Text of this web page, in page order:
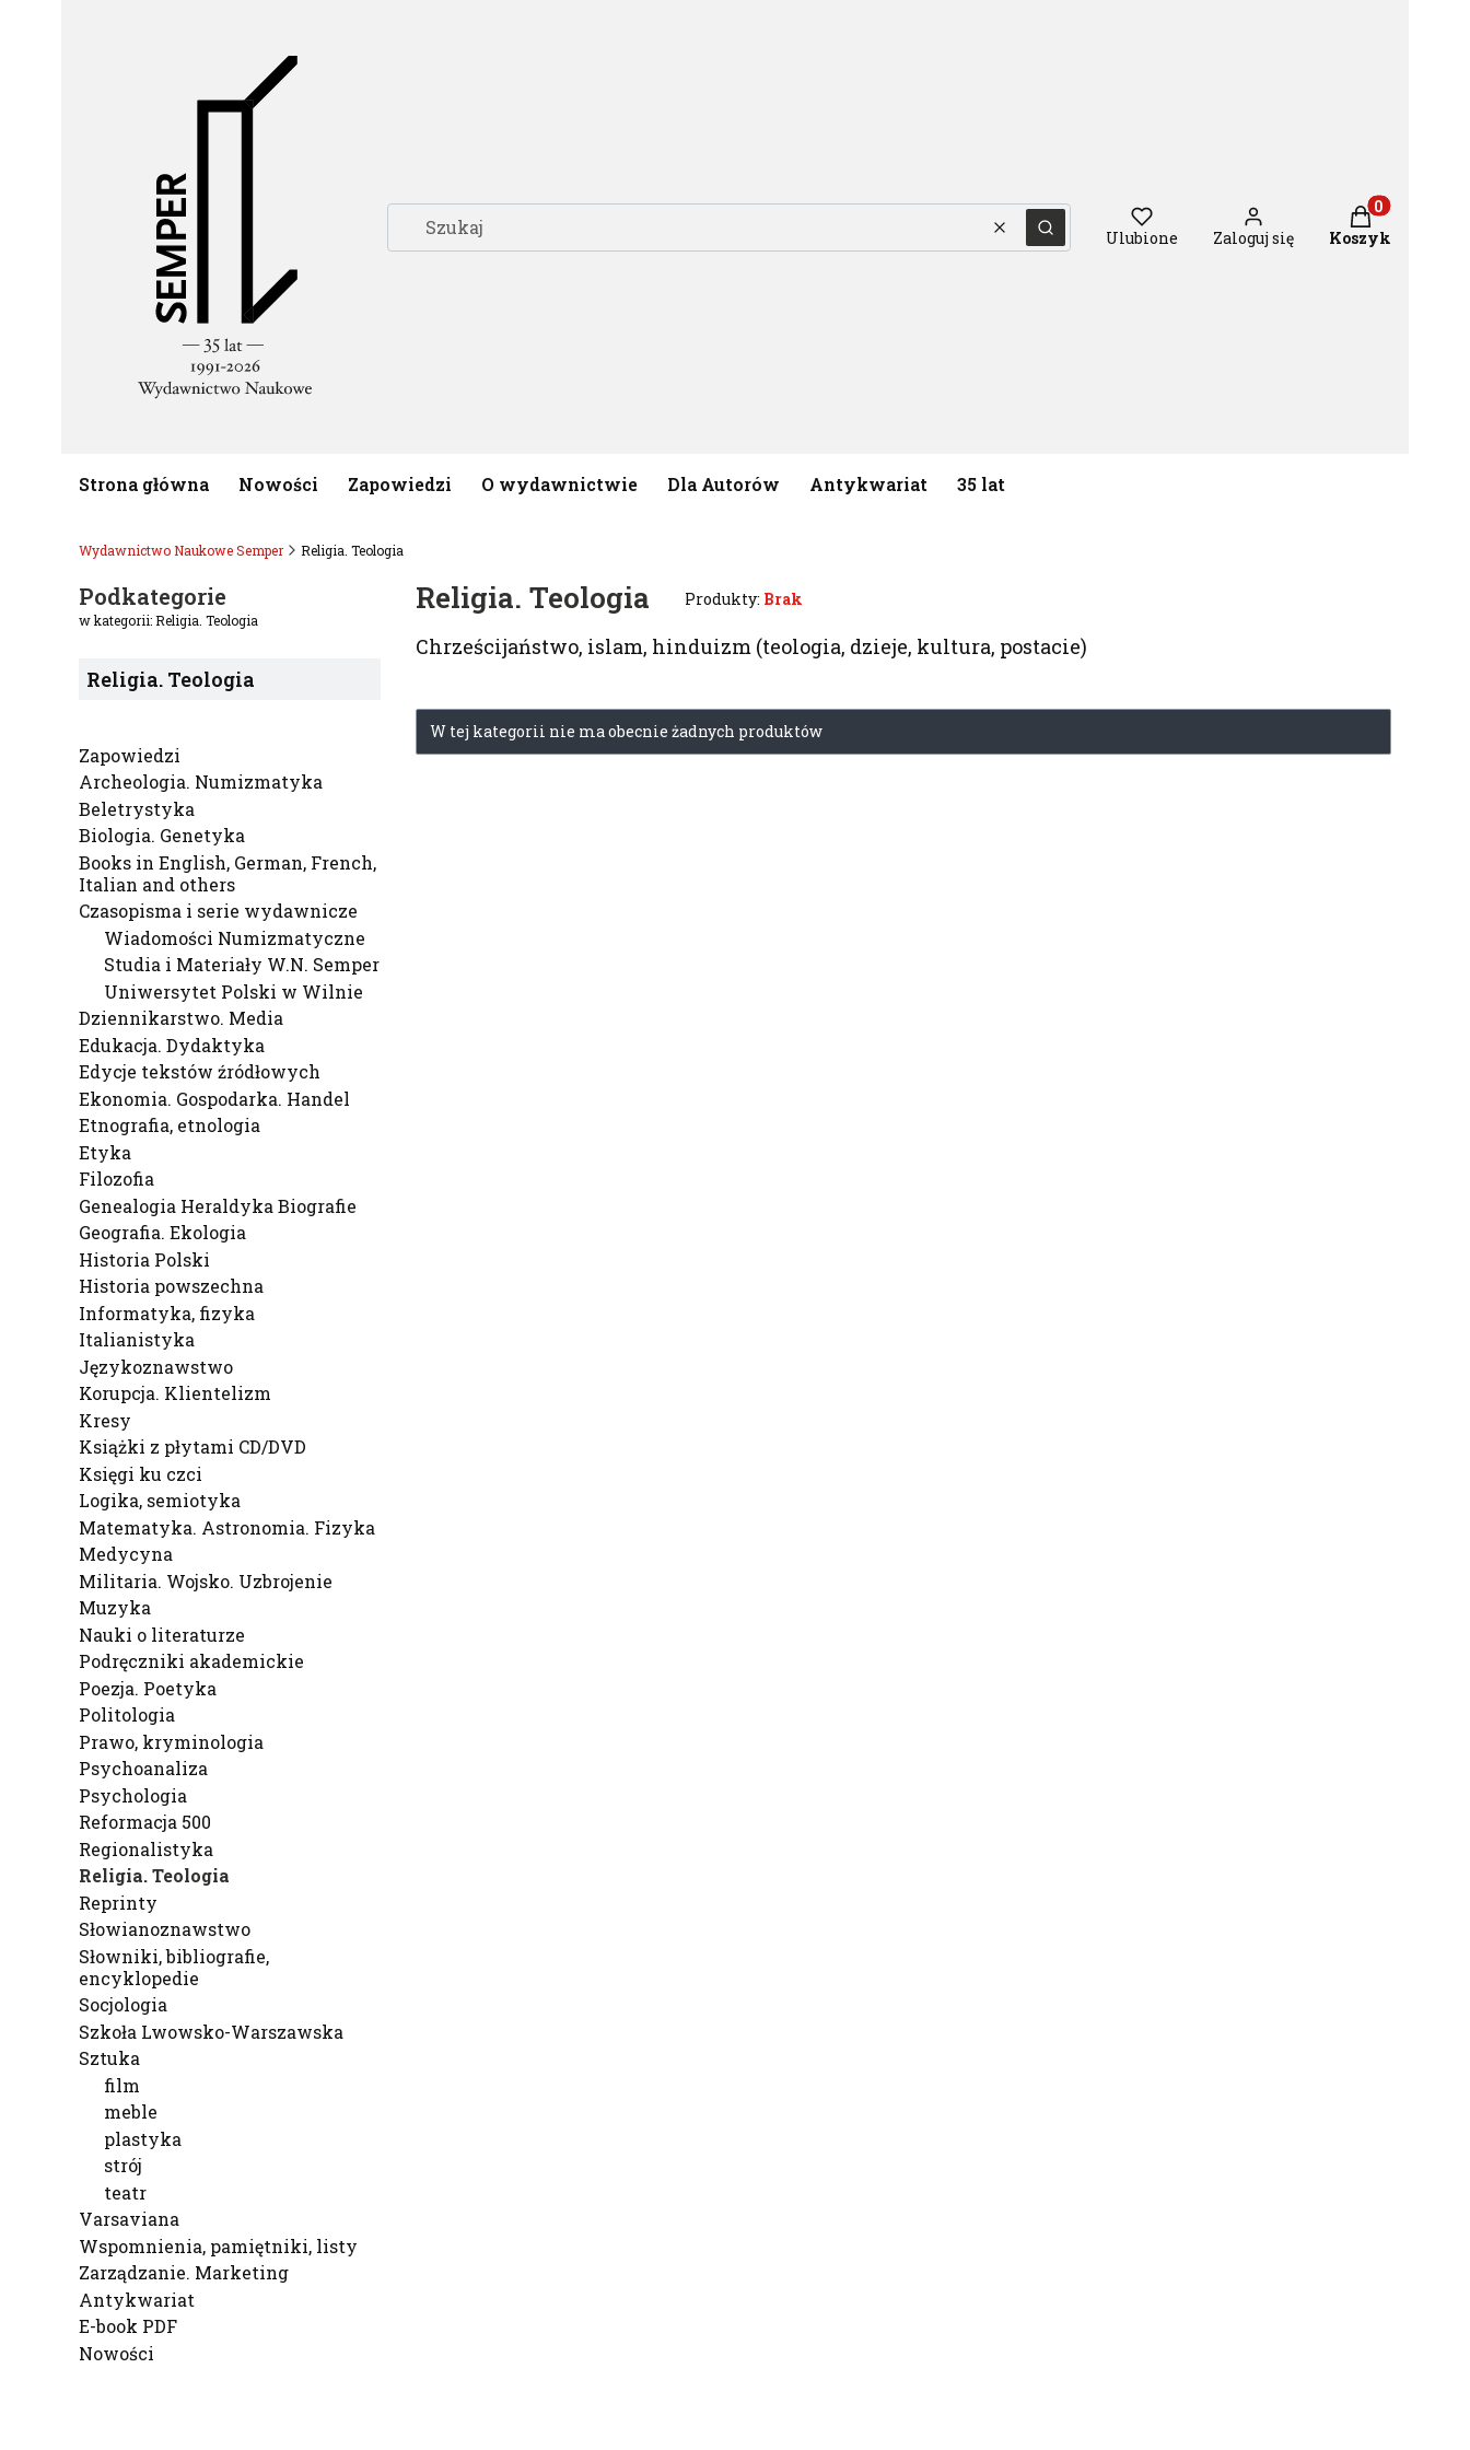
WyczyśćSzukaj Ulubione Zaloguj się
Produkty w
Koszyk
Strona główna Nowości Zapowiedzi O wydawnictwie Dla Autorów Antykwariat 35 lat
Wydawnictwo Naukowe Semper Religia. Teologia
Podkategorie
w kategorii: Religia. Teologia
Religia. Teologia
Zapowiedzi
Archeologia. Numizmatyka
Beletrystyka
Biologia. Genetyka
Books in English, German, French,
Italian and others
Czasopisma i serie wydawnicze
Wiadomości Numizmatyczne
Studia i Materiały W.N. Semper
Uniwersytet Polski w Wilnie
Dziennikarstwo. Media
Edukacja. Dydaktyka
Edycje tekstów źródłowych
Ekonomia. Gospodarka. Handel
Etnografia, etnologia
Etyka
Filozofia
Genealogia Heraldyka Biografie
Geografia. Ekologia
Historia Polski
Historia powszechna
Informatyka, fizyka
Italianistyka
Językoznawstwo
Korupcja. Klientelizm
Kresy
Książki z płytami CD/DVD
Księgi ku czci
Logika, semiotyka
Matematyka. Astronomia. Fizyka
Medycyna
Militaria. Wojsko. Uzbrojenie
Muzyka
Nauki o literaturze
Podręczniki akademickie
Poezja. Poetyka
Politologia
Prawo, kryminologia
Psychoanaliza
Psychologia
Reformacja 500
Regionalistyka
Religia. Teologia
Reprinty
Słowianoznawstwo
Słowniki, bibliografie,
encyklopedie
Socjologia
Szkoła Lwowsko-Warszawska
Sztuka
film
meble
plastyka
strój
teatr
Varsaviana
Wspomnienia, pamiętniki, listy
Zarządzanie. Marketing
Antykwariat
E-book PDF
Nowości
Religia. Teologia Produkty: Brak
Chrześcijaństwo, islam, hinduizm (teologia, dzieje, kultura, postacie)
Lista produktów
W tej kategorii nie ma obecnie żadnych produktów